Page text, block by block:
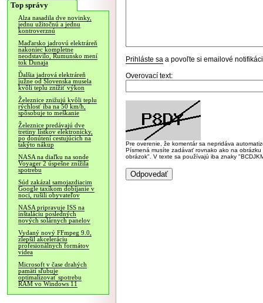
Top správy
Alza nasadila dve novinky,
jednu užitočnú a jednu
kontroverznú
Maďarsko jadrovú elektráreň
nakoniec kompletne
neodstavilo, Rumunsko mení
tok Dunaja
Ďalšia jadrová elektráreň
južne od Slovenska musela
kvôli teplu znížiť výkon
Železnice znižujú kvôli teplu
rýchlosť iba na 50 km/h,
spôsobuje to meškanie
Železnice predávajú dve
tretiny lístkov elektronicky,
po donútení cestujúcich na
takýto nákup
NASA na diaľku na sonde
Voyager 2 úspešne znížila
spotrebu
Súd zakázal samojazdiacim
Google taxíkom dobíjanie v
noci, rušili obyvateľov
NASA pripravuje ISS na
inštaláciu posledných
nových solárnych panelov
Vydaný nový FFmpeg 9.0,
zlepšil akceleráciu
profesionálnych formátov
videa
Microsoft v čase drahých
pamätí sľubuje
optimalizovať spotrebu
RAM vo Windows 11
Prihláste sa a povoľte si emailové
Overovací text:
Pre overenie, že komentár sa nepridáva
Písmená musíte zadávať rovnako ako na
obrázok". V texte sa používajú iba znaky